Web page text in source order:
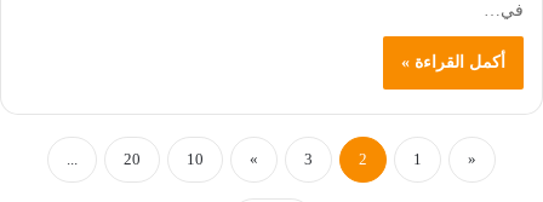
في…
أكمل القراءة »
«
1
2
3
»
10
20
...